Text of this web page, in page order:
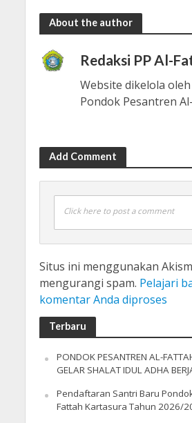
About the author
Redaksi PP Al-
Website dikelola
Pondok Pesantren
Add Comment
Click here to post a comment
Situs ini menggunakan
mengurangi spam. Pelajari
komentar Anda diproses
Terbaru
PONDOK PESANTREN AL-
GELAR SHALAT IDUL ADHA
Pendaftaran Santri Baru
Fattah Kartasura Tahun 2026/